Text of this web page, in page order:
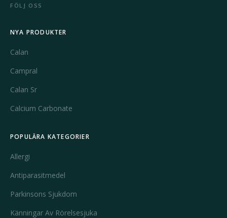
FÖLJ OSS
NYA PRODUKTER
Calan
Campral
Calan Sr
Calcium Carbonate
POPULÄRA KATEGORIER
Allergi
Antiparasitmedel
Parkinsons Sjukdom
Känningar Av Rörelsesjuka